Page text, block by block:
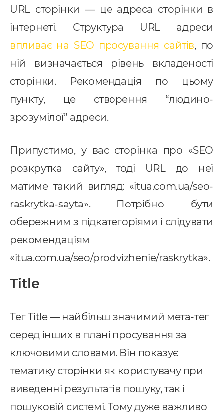
URL сторінки — це адреса сторінки в
інтернеті. Структура URL адреси
впливає на SEO просування сайтів, по
ній визначається рівень вкладеності
сторінки. Рекомендація по цьому
пункту, це створення “людино-
зрозумілої” адреси.
Припустимо, у вас сторінка про «SEO
розкрутка сайту», тоді URL до неї
матиме такий вигляд: «itua.com.ua/seo-
raskrytka-sayta». Потрібно бути
обережним з підкатегоріями і слідувати
рекомендаціям
«itua.com.ua/seo/prodvizhenie/raskrytka».
Title
Тег Title — найбільш значимий мета-тег
серед інших в плані просування за
ключовими словами. Він показує
тематику сторінки як користувачу при
виведенні результатів пошуку, так і
пошуковій системі. Тому дуже важливо